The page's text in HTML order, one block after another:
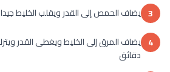
3 يضاف الحمص إلى القدر ويقلب الخليط جيدا
4
دقائق